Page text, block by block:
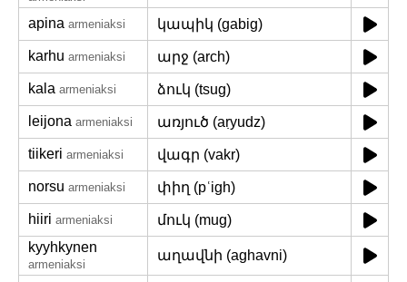
apina armeniaksi կապիկ (gabig)
karhu armeniaksi արջ (arch)
kala armeniaksi ձուկ (tsug)
leijona armeniaksi առյուծ (aṛyudz)
tiikeri armeniaksi վագր (vakr)
norsu armeniaksi փիղ (pʿigh)
hiiri armeniaksi
մուկ (mug)
kyyhkynen
armeniaksi
աղավնի (aghavni)